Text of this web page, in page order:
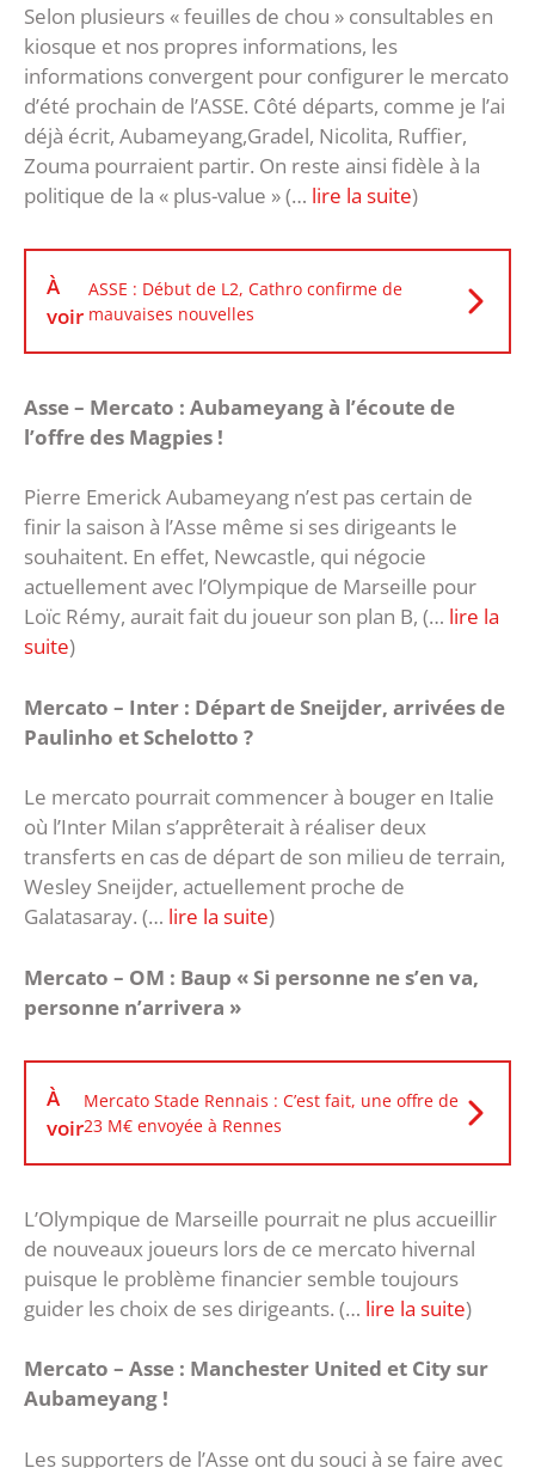
Selon plusieurs « feuilles de chou » consultables en
kiosque et nos propres informations, les
informations convergent pour configurer le mercato
d’été prochain de l’ASSE. Côté départs, comme je l’ai
déjà écrit, Aubameyang,Gradel, Nicolita, Ruffier,
Zouma pourraient partir. On reste ainsi fidèle à la
politique de la « plus-value » (… lire la suite)
À
voir
ASSE : Début de L2, Cathro confirme de
mauvaises nouvelles
Asse – Mercato : Aubameyang à l’écoute de
l’offre des Magpies !
Pierre Emerick Aubameyang n’est pas certain de
finir la saison à l’Asse même si ses dirigeants le
souhaitent. En effet, Newcastle, qui négocie
actuellement avec l’Olympique de Marseille pour
Loïc Rémy, aurait fait du joueur son plan B, (… lire la
suite)
Mercato – Inter : Départ de Sneijder, arrivées de
Paulinho et Schelotto ?
Le mercato pourrait commencer à bouger en Italie
où l’Inter Milan s’apprêterait à réaliser deux
transferts en cas de départ de son milieu de terrain,
Wesley Sneijder, actuellement proche de
Galatasaray. (… lire la suite)
Mercato – OM : Baup « Si personne ne s’en va,
personne n’arrivera »
À
voir
Mercato Stade Rennais : C’est fait, une offre de
23 M€ envoyée à Rennes
L’Olympique de Marseille pourrait ne plus accueillir
de nouveaux joueurs lors de ce mercato hivernal
puisque le problème financier semble toujours
guider les choix de ses dirigeants. (… lire la suite)
Mercato – Asse : Manchester United et City sur
Aubameyang !
Les supporters de l’Asse ont du souci à se faire avec